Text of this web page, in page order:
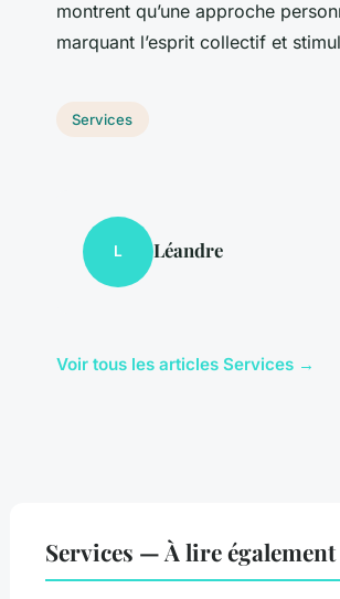
montrent qu’une approche
marquant l’esprit collectif et
Services
L Léandre
Voir tous les articles Services →
Services — À lire également